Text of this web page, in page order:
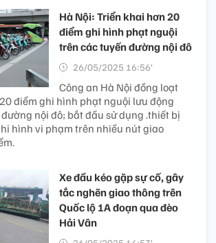
Hà Nội: Triển khai hơn 20
điểm ghi hình phạt nguội
trên các tuyến đường nội đô
26/05/2025 16:56’
Công an Hà Nội đồng loạt
điểm ghi hình phạt nguội lưu động
nội đô; bắt đầu sử dụng .thiết bị
hình vi phạm trên nhiều nút giao
Xe đầu kéo gặp sự cố, gây
tắc nghẽn giao thông trên
Quốc lộ 1A đoạn qua đèo
Hải Vân